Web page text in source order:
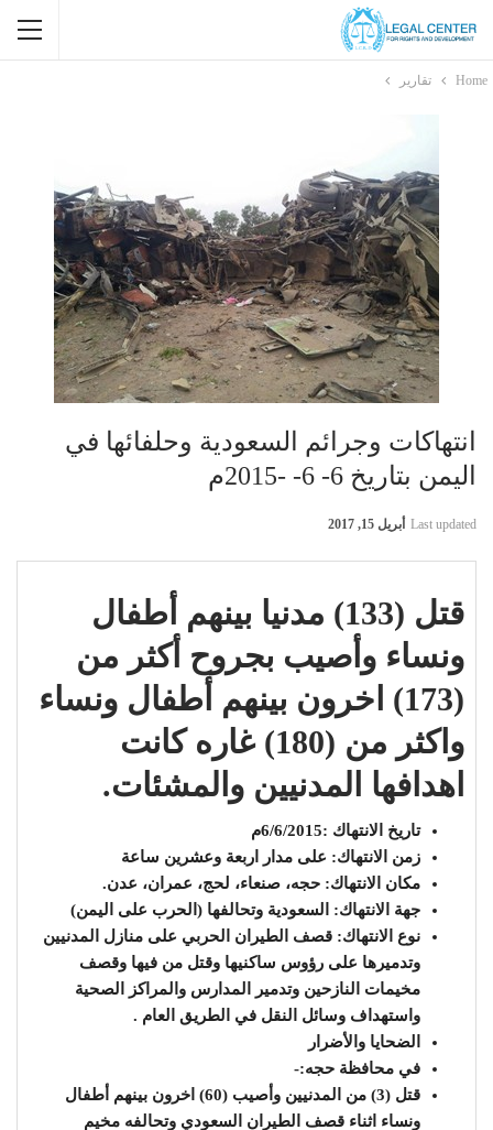
Home تقارير
انتهاكات وجرائم السعودية وحلفائها في
اليمن بتاريخ 6- 6- -2015م
Last updated أبريل 15, 2017
قتل
(133) مدنيا بينهم أطفال
ونساء وأصيب بجروح أكثر من
(173) اخرون بينهم أطفال ونساء
واكثر من (180) غاره كانت
اهدافها المدنيين والمشئات.
تاريخ الانتهاك :6/6/2015م
زمن الانتهاك: على مدار اربعة وعشرين ساعة
مكان الانتهاك: حجه، صنعاء، لحج، عمران، عدن.
جهة الانتهاك: السعودية وتحالفها (الحرب على اليمن)
نوع الانتهاك: قصف الطيران الحربي على منازل المدنيين
وتدميرها على رؤوس ساكنيها وقتل من فيها وقصف
مخيمات النازحين وتدمير المدارس والمراكز الصحية
واستهداف وسائل النقل في الطريق العام .
الضحايا والأضرار
في محافظة حجه:-
قتل (3) من المدنيين وأصيب (60) اخرون بينهم أطفال
ونساء اثناء قصف الطيران السعودي وتحالفه مخيم